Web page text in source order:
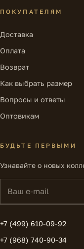
ПОКУПАТЕЛЯМ
Доставка
Оплата
Возврат
Как выбрать размер
Вопросы и ответы
Оптовикам
БУДЬТЕ ПЕРВЫМИ
Узнавайте о новых
+7 (499) 610-09-92
+7 (968) 740-90-34